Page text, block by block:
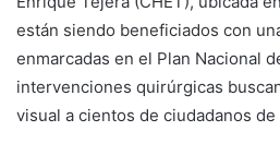
están siendo beneficiados con
enmarcadas en el Plan Nacional
intervenciones quirúrgicas
visual a cientos de ciudadanos